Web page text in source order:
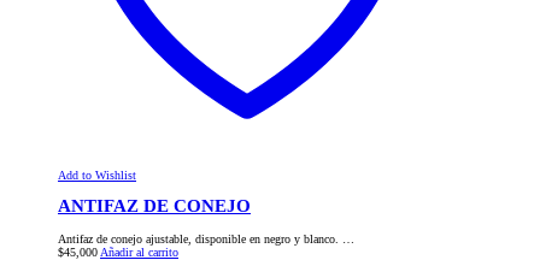
Add to Wishlist
ANTIFAZ DE CONEJO
Antifaz de conejo ajustable, disponible en negro y blanco. …
$45,000 Añadir al carrito